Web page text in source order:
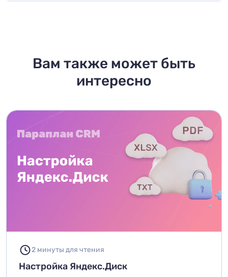
Вам также может быть
интересно
2 минуты для чтения
Настройка Яндекс.Диск